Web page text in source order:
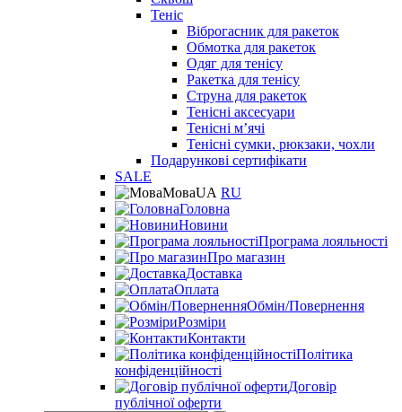
Теніс
Віброгасник для ракеток
Обмотка для ракеток
Одяг для тенісу
Ракетка для тенісу
Струна для ракеток
Тенісні аксесуари
Тенісні мʼячі
Тенісні сумки, рюкзаки, чохли
Подарункові сертифікати
SALE
МоваUA RU
Головна
Новини
Програма лояльності
Про магазин
Доставка
Оплата
Обмін/Повернення
Розміри
Контакти
Політика
конфіденційності
Договір
публічної оферти